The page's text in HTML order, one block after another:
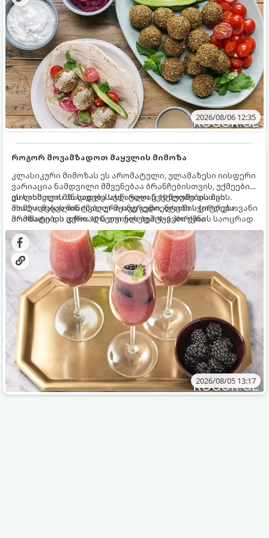
2026/08/06 12:35
როგორ მოვამზადოთ მაყვლის მიმოზა
კლასიკური მიმოზას ეს არომატული, ულამაზესი იისფერი
ვარიაცია ნამდვილი მშვენებაა ბრანჩებისთვის, უქმეების
დილისთვის ან სადღესასწაულო წვეულებებისთვის.
ახალი მაყვლის ტკბილ-მჟავე გემო, ლაიმის ციტრუსოვანი
არომატი და ცქრიალა ღვინის ბუშტუკები ქმნის საოცრად
დახვეწილ და მაგრილებელ კოქტეილს.
ეს სასმელი მზადდება სულ რაღაც 10 წუთში და მის
მომზადებას მინიმალური ინგრედიენტები სჭირდება.
მომზადების დრო: 10 წუთი ულუფა: 4–6 პორცია
2026/08/05 13:17